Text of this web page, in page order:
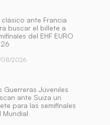
clásico ante Francia
buscar el billete a
del EHF EURO
2026
Guerreras Juveniles
ante Suiza un
para las semifinales
Mundial